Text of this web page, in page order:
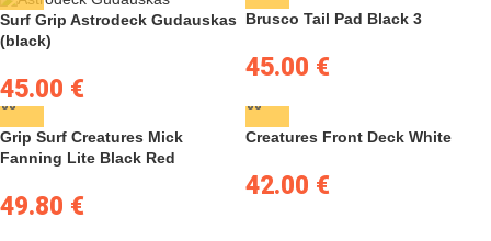
Surf Grip Astrodeck Gudauskas
(black)
45.00 €
Brusco Tail Pad Black 3
45.00 €
Grip Surf Creatures Mick
Fanning Lite Black Red
49.80 €
Creatures Front Deck White
42.00 €